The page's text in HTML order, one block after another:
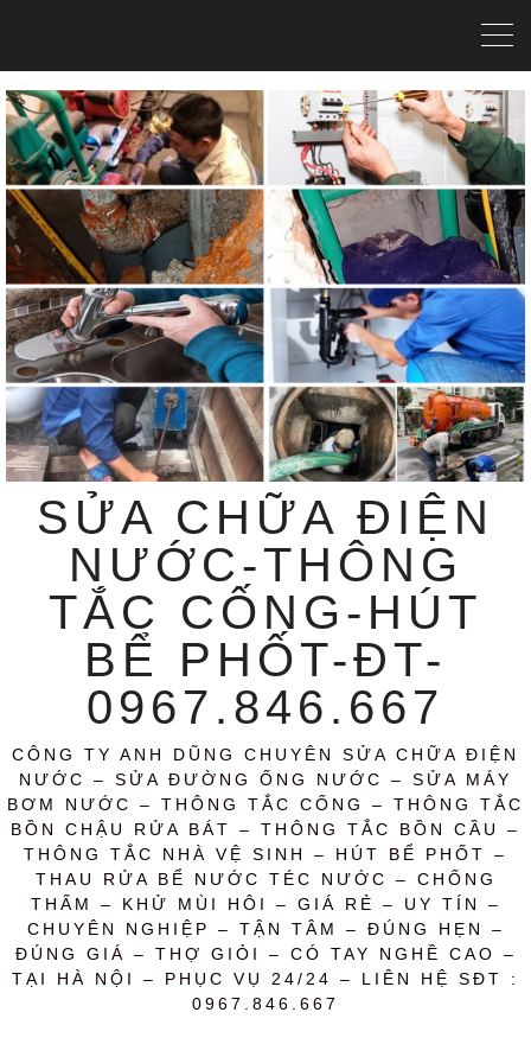
SỬA CHỮA ĐIỆN
NƯỚC-THÔNG
TẮC CỐNG-HÚT
BỂ PHỐT-ĐT-
0967.846.667
CÔNG TY ANH DŨNG CHUYÊN SỬA CHỮA ĐIỆN
NƯỚC – SỬA ĐƯỜNG ỐNG NƯỚC – SỬA MÁY
BƠM NƯỚC – THÔNG TẮC CỐNG – THÔNG TẮC
BỒN CHẬU RỬA BÁT – THÔNG TẮC BỒN CẦU –
THÔNG TẮC NHÀ VỆ SINH – HÚT BỂ PHỐT –
THAU RỬA BỂ NƯỚC TÉC NƯỚC – CHỐNG
THẤM – KHỬ MÙI HÔI – GIÁ RẺ – UY TÍN –
CHUYÊN NGHIỆP – TẬN TÂM – ĐÚNG HẸN –
ĐÚNG GIÁ – THỢ GIỎI – CÓ TAY NGHỀ CAO –
TẠI HÀ NỘI – PHỤC VỤ 24/24 – LIÊN HỆ SĐT :
0967.846.667